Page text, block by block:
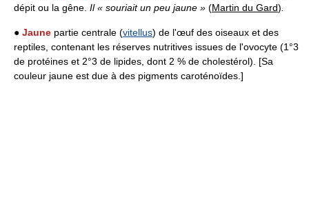
dépit ou la gêne. Il « souriait un peu jaune » (Martin du Gard)
● Jaune partie centrale (vitellus) de l'œuf des oiseaux et des
reptiles, contenant les réserves nutritives issues de l'ovocyte (1°3
de protéines et 2°3 de lipides, dont 2 % de cholestérol). [Sa
couleur jaune est due à des pigments caroténoïdes.]